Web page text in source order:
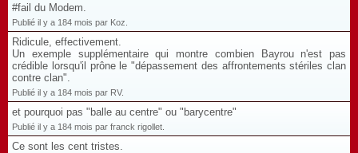
#fail du Modem.
Publié il y a 184 mois par Koz.
Ridicule, effectivement.
Un exemple supplémentaire qui montre combien Bayrou n'est pas
crédible lorsqu'il prône le "dépassement des affrontements stériles clan
contre clan".
Publié il y a 184 mois par RV.
et pourquoi pas "balle au centre" ou "barycentre"
Publié il y a 184 mois par franck rigollet.
Ce sont les cent tristes.